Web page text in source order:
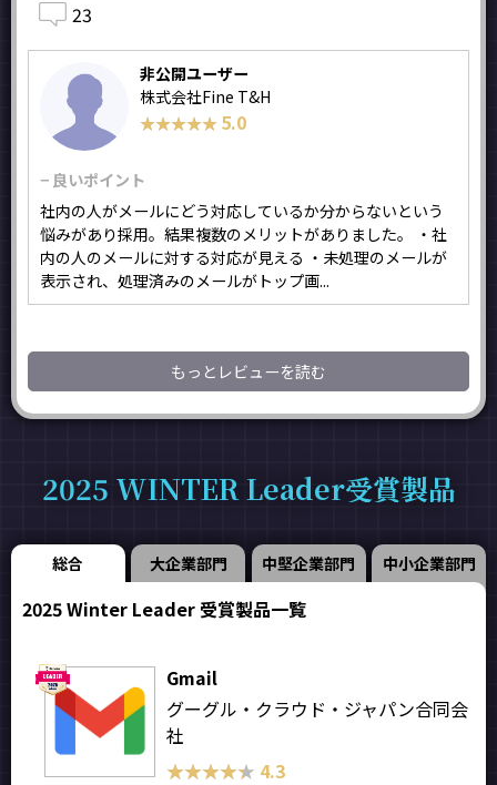
23
非公開ユーザー
株式会社Fine T&H
★★★★★
★★★★★ 5.0
− 良いポイント
社内の人がメールにどう対応しているか分からないという
悩みがあり採用。結果複数のメリットがありました。 ・社
内の人のメールに対する対応が見える ・未処理のメールが
表示され、処理済みのメールがトップ画...
もっとレビューを読む
2025 WINTER Leader受賞製品
総合 大企業部門 中堅企業部門 中小企業部門
2025 Winter Leader 受賞製品一覧
Gmail
グーグル・クラウド・ジャパン合同会
社
★★★★★
★★★★★ 4.3